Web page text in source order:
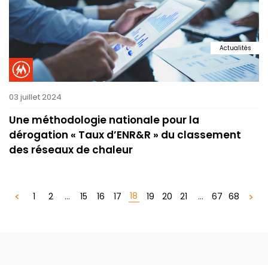
Actualités
03 juillet 2024
Une méthodologie nationale pour la
dérogation « Taux d’ENR&R » du classement
des réseaux de chaleur
1 2 ... 15 16 17 18 19 20 21 ... 67 68